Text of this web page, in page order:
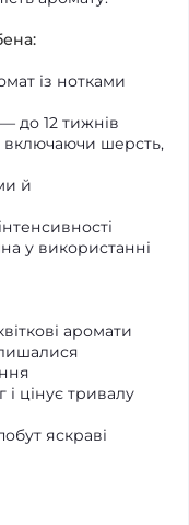
із нотками
до 12 тижнів
включаючи шерсть,
й
у використанні
аромати
цінує тривалу
яскраві